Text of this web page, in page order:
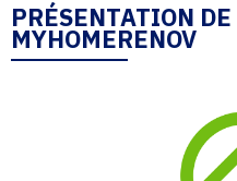
PRÉSENTATION
MYHOMERENOV